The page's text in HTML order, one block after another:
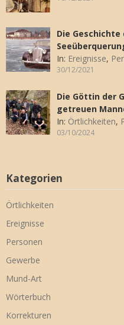
Die
In: Ereignisse,
30/12/2021
Die Göttin der
getreuen
In: Örtlichkeiten,
03/10/2024
Kategorien
Örtlichkeiten
Ereignisse
Personen
Gewerbe
Mund-Art
Wörterbuch
Korrekturen